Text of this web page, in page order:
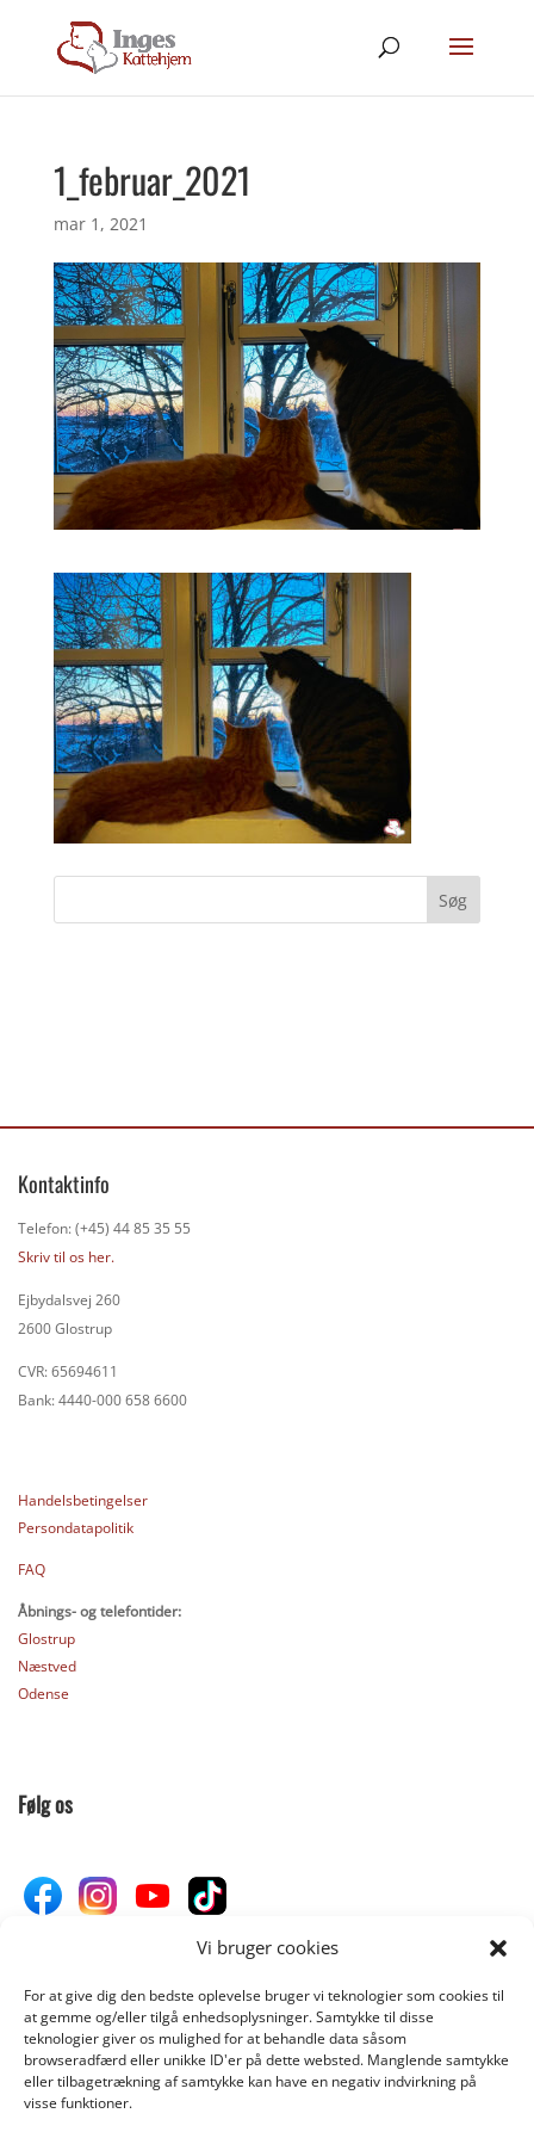
Vi bruger cookies
For at give dig den bedste oplevelse bruger vi teknologier som cookies til
at gemme og/eller tilgå enhedsoplysninger. Samtykke til disse
teknologier giver os mulighed for at behandle data såsom
browseradfærd eller unikke ID'er på dette websted. Manglende samtykke
eller tilbagetrækning af samtykke kan have en negativ indvirkning på
visse funktioner.
1_februar_2021
mar 1, 2021
Kontaktinfo
Telefon: (+45) 44 85 35 55
Skriv til os her.
Ejbydalsvej 260
2600 Glostrup
CVR: 65694611
Bank: 4440-000 658 6600
Handelsbetingelser
Persondatapolitik
FAQ
Åbnings- og telefontider:
Glostrup
Næstved
Odense
Følg os
Donér til Inges Kattehjem
DONÉR